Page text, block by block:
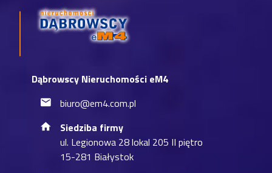
Dąbrowscy Nieruchomości eM4
biuro@em4.com.pl
Siedziba firmy
ul. Legionowa 28 lokal 205 II piętro
15-281 Białystok